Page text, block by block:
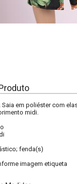
Saia em poliéster com
midi.
fenda(s)
imagem etiqueta